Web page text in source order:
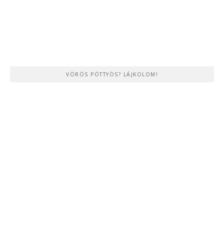
VÖRÖS PÖTTYÖS? LÁJKOLOM!